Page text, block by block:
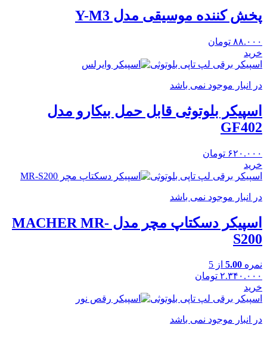
پخش کننده موسیقی مدل Y-M3
۸۸.۰۰۰ تومان
خرید
اسپیکر برقی لپ تاپی بلوتوثی
در انبار موجود نمی باشد
اسپیکر بلوتوثی قابل حمل بیکارو مدل
GF402
۶۲۰.۰۰۰ تومان
خرید
اسپیکر برقی لپ تاپی بلوتوثی
در انبار موجود نمی باشد
اسپیکر دسکتاپ مچر مدل MACHER MR-
S200
نمره 5.00 از 5
۲.۳۴۰.۰۰۰ تومان
خرید
اسپیکر برقی لپ تاپی بلوتوثی
در انبار موجود نمی باشد